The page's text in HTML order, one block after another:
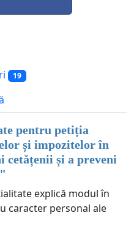
19
pentru petiția
și impozitelor în
cetățenii și a preveni
"
explică modul în
caracter personal ale